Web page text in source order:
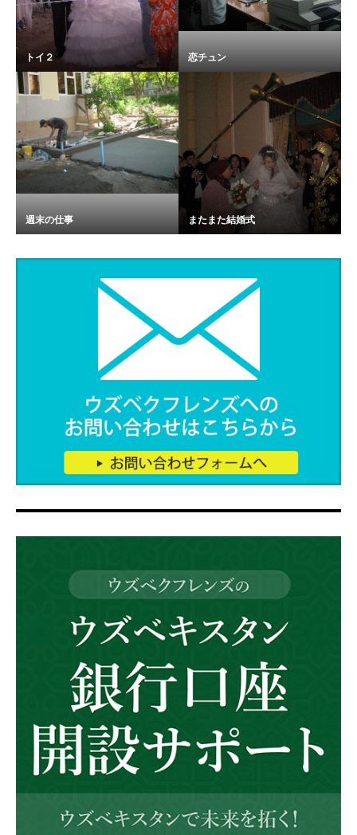
トイ２ 恋チュン
週末の仕事 またまた結婚式